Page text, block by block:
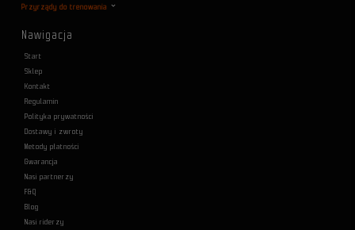
Przyrządy do trenowania
Nawigacja
Start
Sklep
Kontakt
Regulamin
Polityka prywatności
Dostawy i zwroty
Metody płatności
Gwarancja
Nasi partnerzy
F&Q
Blog
Nasi riderzy